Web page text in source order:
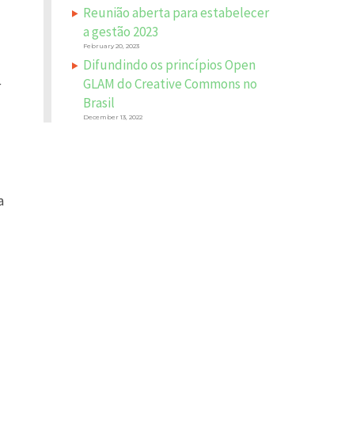
Reunião aberta para estabelecer
a gestão 2023
February 20, 2023
Difundindo os princípios Open
GLAM do Creative Commons no
Brasil
December 13, 2022